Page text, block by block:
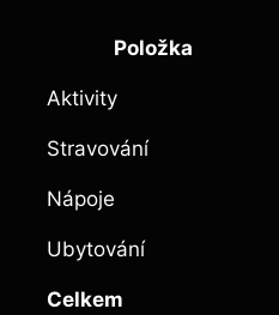
Položka
Aktivity
Stravování
Nápoje
Ubytování
Celkem